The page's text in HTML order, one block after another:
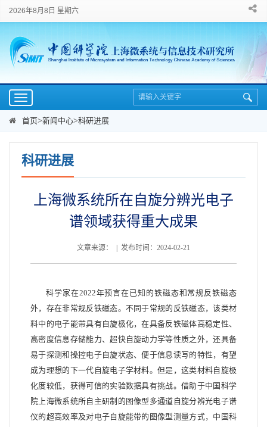
2026年8月8日 星期六
Toggle
navigation
首页>新闻中心>科研进展
科研进展
上海微系统所在自旋分辨光电子
谱领域获得重大成果
文章来源： | 发布时间：2024-02-21
科学家在2022年预言在已知的铁磁态和常规反铁磁态
外，存在非常规反铁磁态。不同于常规的反铁磁态，该类材
料中的电子能带具有自旋极化，在具备反铁磁体高稳定性、
高密度信息存储能力、超快自旋动力学等性质之外，还具备
易于探测和操控电子自旋状态、便于信息读写的特性，有望
成为理想的下一代自旋电子学材料。但是，这类材料自旋极
化度较低，获得可信的实验数据具有挑战。借助于中国科学
院上海微系统所自主研制的图像型多通道自旋分辨光电子谱
仪的超高效率及对电子自旋能带的图像型测量方式，中国科